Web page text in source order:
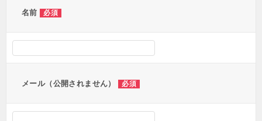
名前 必須
メール（公開されません） 必須